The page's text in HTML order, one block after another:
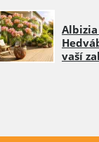
vaší